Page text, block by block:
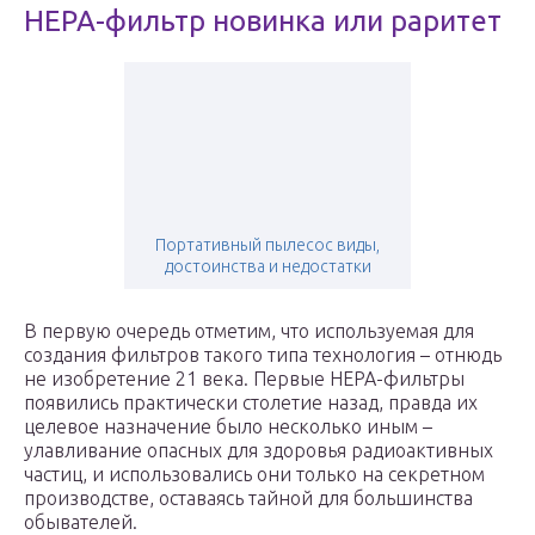
HEPA-фильтр новинка или раритет
Портативный пылесос виды,
достоинства и недостатки
В первую очередь отметим, что используемая для
создания фильтров такого типа технология – отнюдь
не изобретение 21 века. Первые HEPA-фильтры
появились практически столетие назад, правда их
целевое назначение было несколько иным –
улавливание опасных для здоровья радиоактивных
частиц, и использовались они только на секретном
производстве, оставаясь тайной для большинства
обывателей.